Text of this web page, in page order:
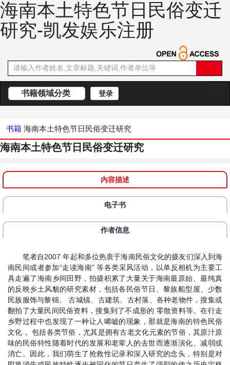
海南本土特色节日民俗变迁
研究-凯发娱乐注册
书籍领域分类 登录
换
书籍 海南本土特色节日民俗变迁研究
海南本土特色节日民俗变迁研究
内容描述
电子书
作者信息
笔者自2007 年起和多位热衷于海南民俗文化的摄友们深入到海
南民间或者参加“走读海南” 等各类采风活动，以单反相机为主要工
具走遍了海南乡间田野，拍摄积累了大量关于海南最原始、最纯真
的反映乡土风貌的研究素材，包括各民俗节日、黎族船型屋、少数
民族服饰与黎锦、 古城镇、古建筑、古村落、各种老物件，搜集或
翻拍了大量民间民俗资料，搜集到了不成形的 零散资料等。在行走
乡野过程中也发现了一种让人唏嘘的现象，那就是海南的特色民俗
文化， 包括各类节俗，尤其是拥有古老文化元素的节俗，其原汁原
味的民俗特性随着时代的发展和老辈人的去世而逐渐演化、减弱或
消亡。因此，我们萌生了抢救性记录和深入研究的念头，特别是对